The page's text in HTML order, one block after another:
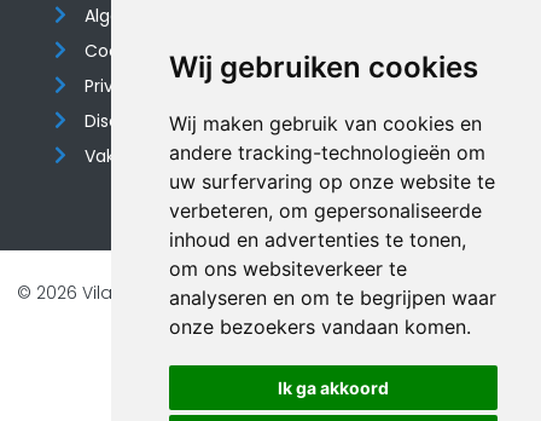
Wij gebruiken cookies
Wij maken gebruik van cookies en
andere tracking-technologieën om
uw surfervaring op onze website te
verbeteren, om gepersonaliseerde
inhoud en advertenties te tonen,
om ons websiteverkeer te
analyseren en om te begrijpen waar
onze bezoekers vandaan komen.
Ik ga akkoord
Algemene voorwaarden
Cookieverklaring
Privacyverklaring
Disclaimer
Vakantiehuis website
© 2026 Vilando Vakantiehuizen |Website door FalcoTravel
Veilig online betalen met